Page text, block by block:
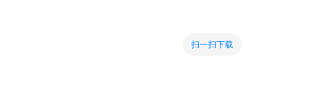
扫一扫下载